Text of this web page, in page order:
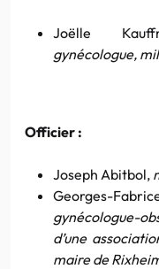
Joëlle
gynécologue,
Officier :
Joseph Abitbol,
Georges-
gynécologue-
d’une
maire de